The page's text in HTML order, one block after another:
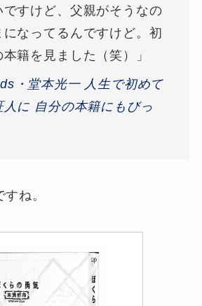
ですけど、父親がそうなの
になってるんですけど。初
籍を見ました（笑）」
・堂本光一 人生で初めて
人に 自分の本籍にもびっ
ね。